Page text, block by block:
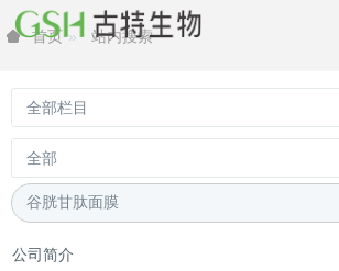
首页 站内搜索
公司简介